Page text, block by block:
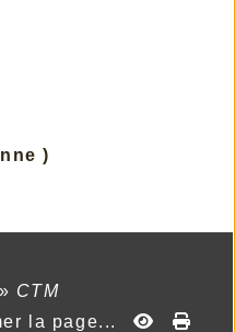
)
» CTM
la page...